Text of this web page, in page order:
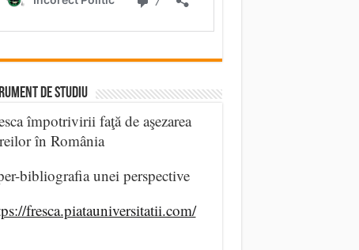
DE STUDIU
împotrivirii faţă de aşezarea
în România
bibliografia unei perspective
fresca.piatauniversitatii.com/